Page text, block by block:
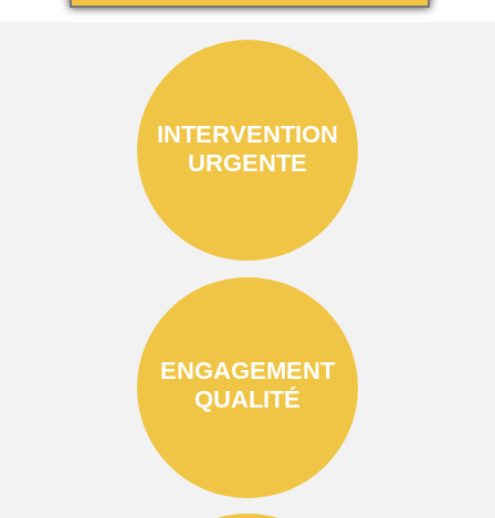
INTERVENTION
URGENTE
ENGAGEMENT
QUALITÉ